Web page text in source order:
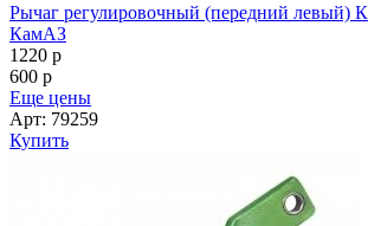
Рычаг регулировочный (передний левый)
КамАЗ
1220 p
600 p
Еще цены
Арт: 79259
Купить